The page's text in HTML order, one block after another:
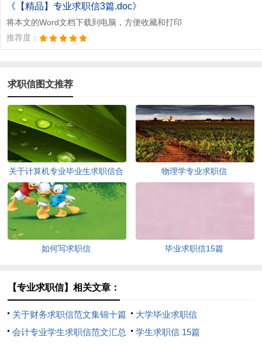
《【精品】专业求职信3篇.doc》
将本文的Word文档下载到电脑，方便收藏和打印
推荐度：
求职信图文推荐
关于计算机专业毕业生求职信合
集四篇
物理学专业求职信
如何写求职信 毕业求职信15篇
【专业求职信】相关文章：
关于财务求职信范文集锦十篇
大学毕业求职信
会计专业学生求职信范文汇总
学生求职信 15篇